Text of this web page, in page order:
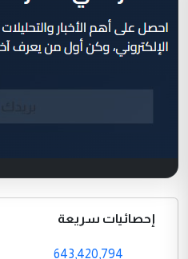
إحصائيات سريعة
643,420,794